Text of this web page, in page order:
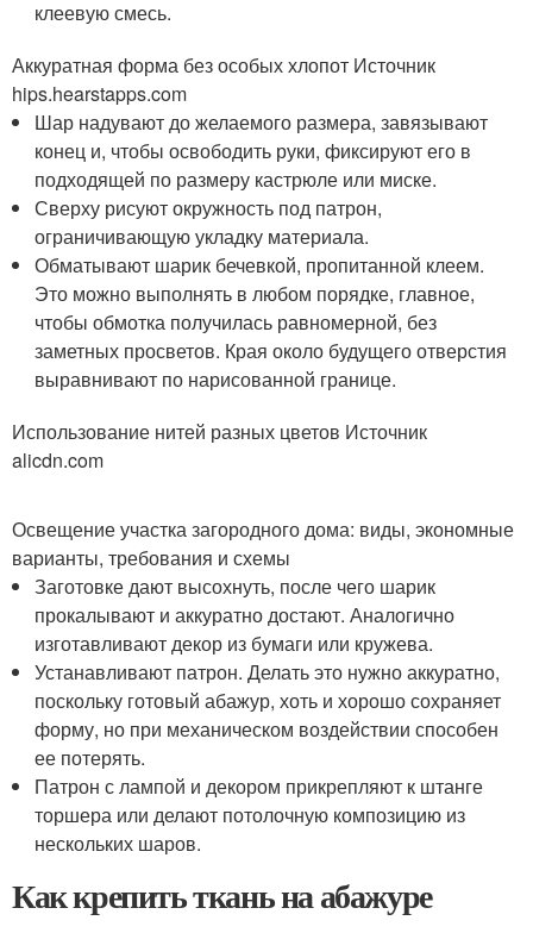
клеевую смесь.
Аккуратная форма без особых хлопот Источник
hips.hearstapps.com
Шар надувают до желаемого размера, завязывают
конец и, чтобы освободить руки, фиксируют его в
подходящей по размеру кастрюле или миске.
Сверху рисуют окружность под патрон,
ограничивающую укладку материала.
Обматывают шарик бечевкой, пропитанной клеем.
Это можно выполнять в любом порядке, главное,
чтобы обмотка получилась равномерной, без
заметных просветов. Края около будущего отверстия
выравнивают по нарисованной границе.
Использование нитей разных цветов Источник
alicdn.com
Освещение участка загородного дома: виды, экономные
варианты, требования и схемы
Заготовке дают высохнуть, после чего шарик
прокалывают и аккуратно достают. Аналогично
изготавливают декор из бумаги или кружева.
Устанавливают патрон. Делать это нужно аккуратно,
поскольку готовый абажур, хоть и хорошо сохраняет
форму, но при механическом воздействии способен
ее потерять.
Патрон с лампой и декором прикрепляют к штанге
торшера или делают потолочную композицию из
нескольких шаров.
Как крепить ткань на абажуре